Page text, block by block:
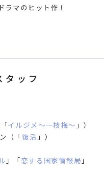
マのヒット作！
タッフ
イルジメ～一枝梅～ 」）
（「 復活 」）
」「 恋する国家情報局 」